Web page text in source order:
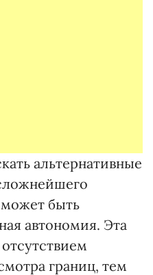
альтернативные
может быть
автономия. Эта
границ, тем